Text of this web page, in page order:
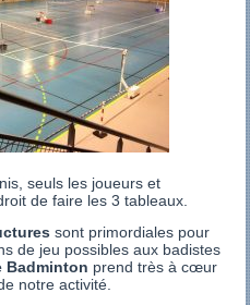
seuls les joueurs et
de faire les 3 tableaux.
sont primordiales pour
de jeu possibles aux badistes
Badminton prend très à cœur
notre activité.